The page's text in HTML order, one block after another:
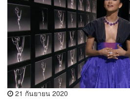
21 กันยายน 2020